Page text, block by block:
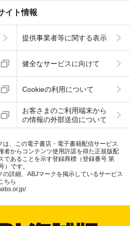
イト情報
提供事業者等に関する表示
健全なサービスに向けて
Cookieの利用について
お客さまのご利用端末から
の情報の外部送信について
は、この電子書店・電子書籍配信サービス
者からコンテンツ使用許諾を得た正規版配
であることを示す登録商標（登録番号 第
）です。
の詳細、ABJマークを掲示しているサービス
ちら